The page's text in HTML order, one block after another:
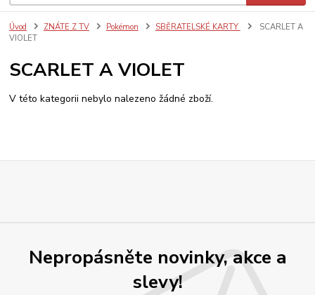
Úvod ZNÁTE Z TV Pokémon SBĚRATELSKÉ KARTY
SCARLET A
VIOLET
SCARLET A VIOLET
V této kategorii nebylo nalezeno žádné zboží.
Nepropásněte novinky, akce a
slevy!